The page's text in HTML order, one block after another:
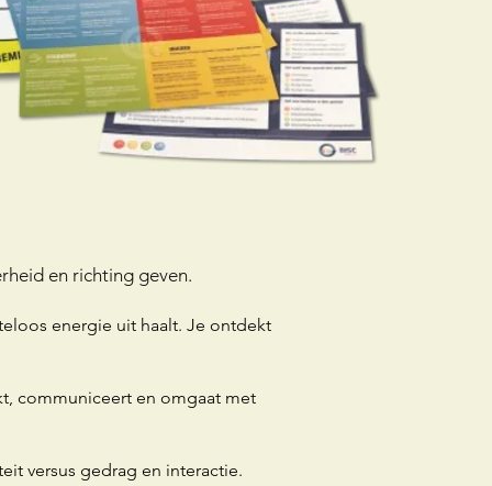
en richting geven.
energie uit haalt. Je ontdekt
communiceert en omgaat met
versus gedrag en interactie.